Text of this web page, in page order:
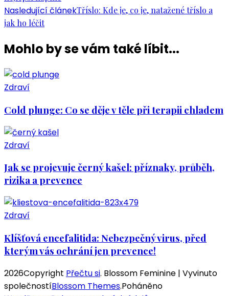
Nasledující článekTříslo: Kde je, co je, natažené tříslo a
jak ho léčit
Mohlo by se vám také líbit...
Zdraví
Cold plunge: Co se děje v těle při terapii chladem
Zdraví
Jak se projevuje černý kašel: příznaky, průběh,
rizika a prevence
Zdraví
Klíšťová encefalitida: Nebezpečný virus, před
kterým vás ochrání jen prevence!
2026Copyright Přečtu si. Blossom Feminine | Vyvinuto
společnostíBlossom Themes.Poháněno